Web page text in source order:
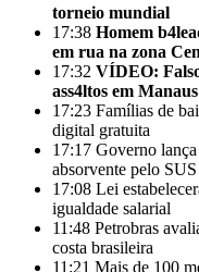
torneio mundial
17:38 Homem
em rua na zona
17:32 VÍDEO:
ass4ltos em Manaus
17:23 Famílias de
digital gratuita
17:17 Governo
absorvente pelo SUS
17:08 Lei
igualdade salarial
11:48 Petrobras
costa brasileira
11:21 Mais de 100